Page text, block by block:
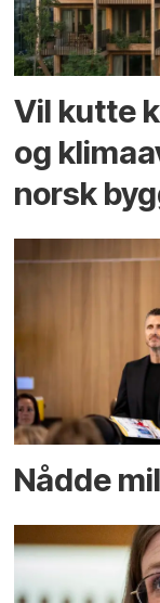
Vil kutte
og
norsk
Nådde